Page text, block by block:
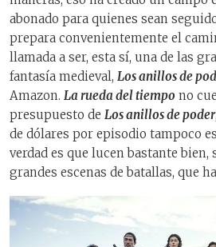
abonado para quienes sean
prepara convenientemente el
llamada a ser, esta sí, una de las
fantasía medieval, Los anillos de
Amazon. La rueda del tiempo no
presupuesto de Los anillos de poder
de dólares por episodio tampoco
verdad es que lucen bastante bien,
grandes escenas de batallas, que